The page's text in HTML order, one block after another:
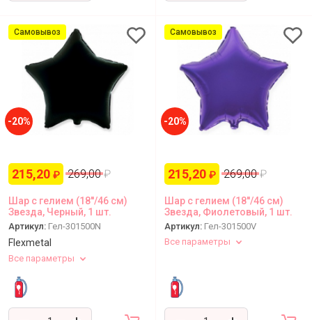
Самовывоз
-20%
215,20 ₽ 269,00 ₽
Шар с гелием (18''/46 см)
Звезда, Черный, 1 шт.
Артикул: Гел-301500N
Flexmetal
Все параметры
Самовывоз
-20%
215,20 ₽ 269,00 ₽
Шар с гелием (18''/46 см)
Звезда, Фиолетовый, 1 шт.
Артикул: Гел-301500V
Все параметры